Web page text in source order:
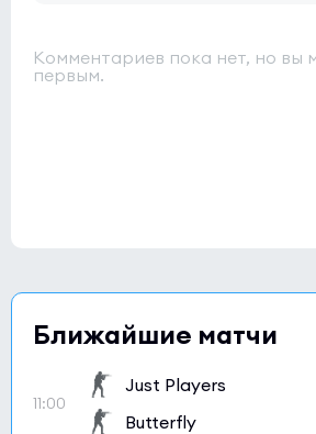
Комментариев пока нет, но вы
первым.
Ближайшие матчи
11:00
Just Players
Butterfly